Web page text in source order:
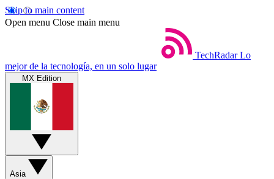
Skip to main content
Open menu Close main menu
TechRadar Lo
mejor de la tecnología, en un solo lugar
MX Edition
Asia